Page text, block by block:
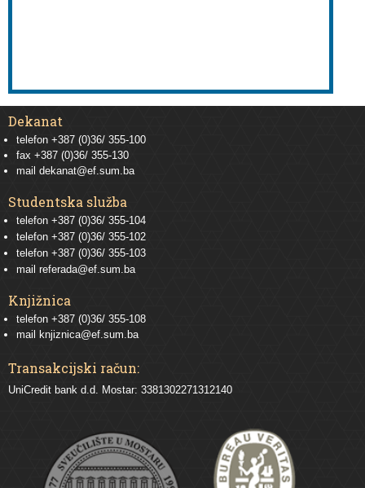
Dekanat
telefon +387 (0)36/ 355-100
fax +387 (0)36/ 355-130
mail dekanat@ef.sum.ba
Studentska služba
telefon +387 (0)36/ 355-104
telefon +387 (0)36/ 355-102
telefon +387 (0)36/ 355-103
mail referada@ef.sum.ba
Knjižnica
telefon +387 (0)36/ 355-108
mail
knjiznica@ef.sum.ba
Transakcijski račun:
UniCredit bank d.d. Mostar: 3381302271312140